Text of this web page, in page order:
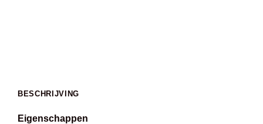
BESCHRIJVING
Eigenschappen